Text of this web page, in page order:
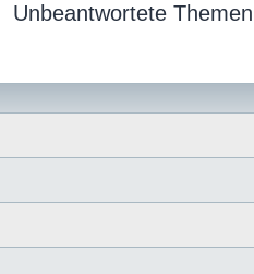
Unbeantwortete Themen